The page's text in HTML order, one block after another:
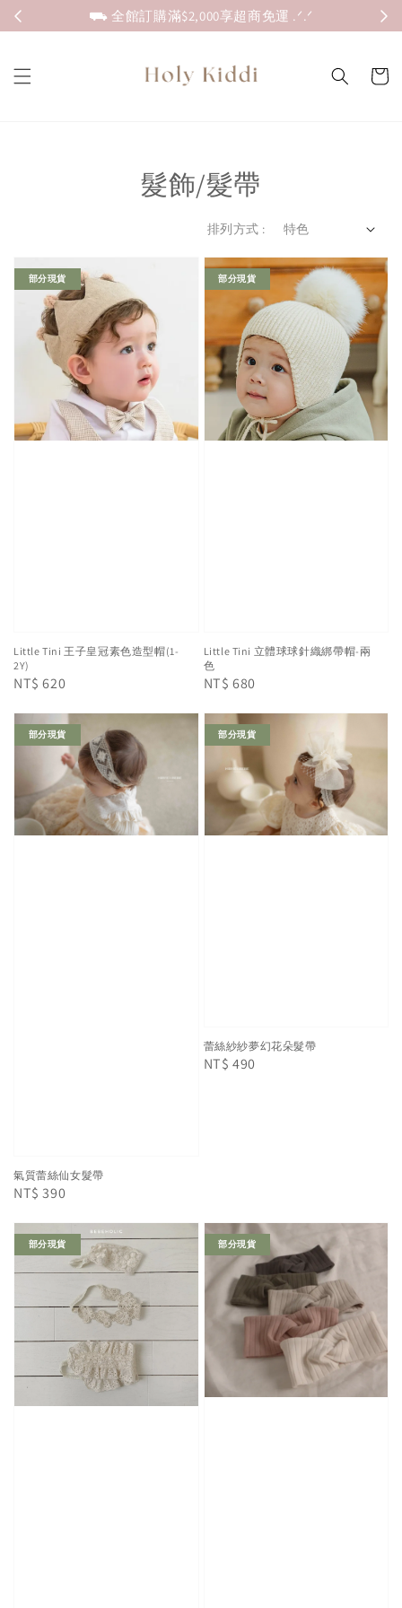
⛟ 全館訂購滿$2,000享超商免運 .ᐟ.ᐟ
髮飾/髮帶
排列方式 :
部分現貨
Little Tini 王子皇冠素色造型帽(1-
2Y)
Regular
NT$ 620
部分現貨
Little Tini 立體球球針織綁帶帽-兩
色
Regular
NT$ 680
部分現貨
氣質蕾絲仙女髮帶
Regular
NT$ 390
部分現貨
蕾絲紗紗夢幻花朵髮帶
Regular
NT$ 490
部分現貨 部分現貨